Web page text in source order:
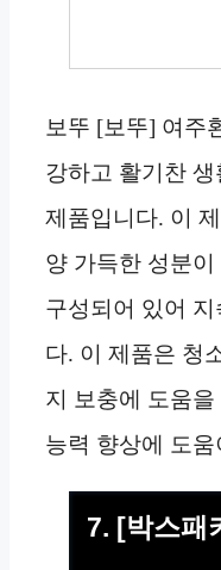
보뚜 [보뚜] 여주
강하고 활기찬
제품입니다. 이
양 가득한 성분
구성되어 있어 지
다. 이 제품은 청
지 보충에 도움
능력 향상에 도
7. [박스패